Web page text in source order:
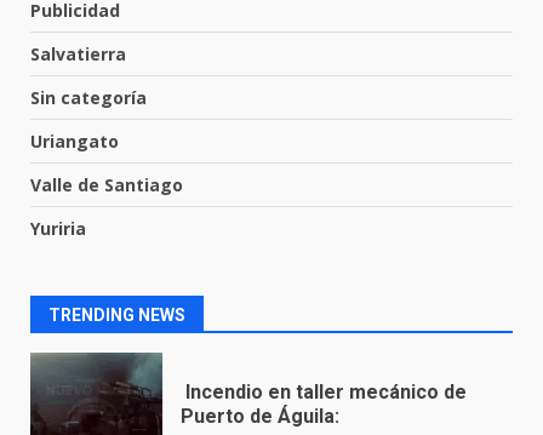
Publicidad
Salvatierra
Sin categoría
Uriangato
Valle de Santiago
Yuriria
TRENDING NEWS
1
2
7 de agosto de 2026
Inauguran la Galería Historia y
Arte en Cartonería